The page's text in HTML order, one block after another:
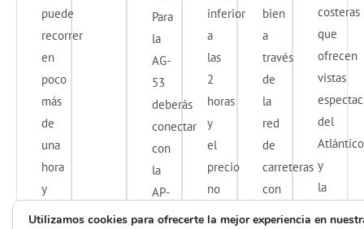
puede
recorrer
en
poco
más
de
una
hora
y
Para
la
AG-
53
deberás
conectar
con
la
AP-
inferior
a
las
2
horas
y
el
precio
no
bien
a
través
de
la
red
de
carreteras
con
costeras
que
ofrecen
vistas
del
Atlántico
y
la
Utilizamos cookies para ofrecerte la mejor experiencia en